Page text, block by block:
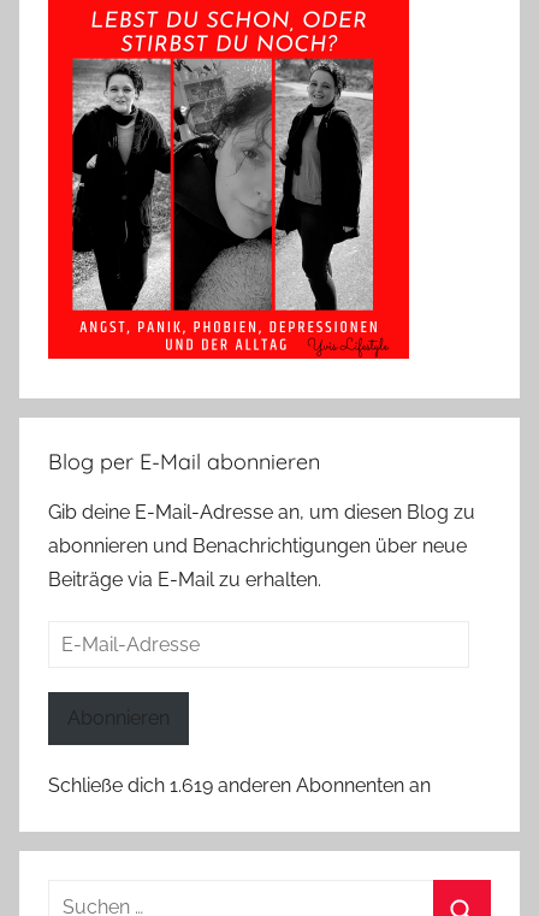
Blog per E-Mail abonnieren
Gib deine E-Mail-Adresse an, um diesen Blog zu
abonnieren und Benachrichtigungen über neue
Beiträge via E-Mail zu erhalten.
E-
Abonnieren
Schließe dich 1.619 anderen Abonnenten an
Suchen